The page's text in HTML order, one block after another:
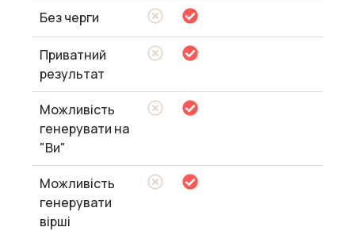
Без черги
Приватний
результат
Можливість
генерувати на
"Ви"
Можливість
генерувати
вірші